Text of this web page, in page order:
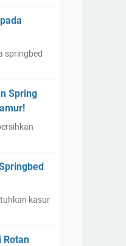
springbed
Spring
kasur
Rotan